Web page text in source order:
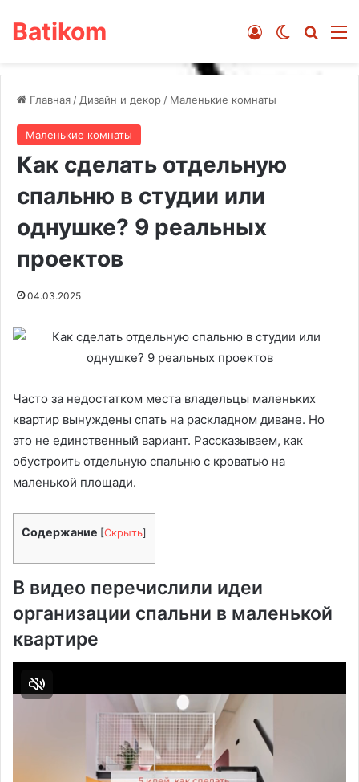
Batikom Switch skin
Войти
Главная / Дизайн и декор / Маленькие комнаты
Маленькие комнаты
Как сделать отдельную
спальню в студии или
однушке? 9 реальных
проектов
04.03.2025
Часто за недостатком места владельцы маленьких
квартир вынуждены спать на раскладном диване. Но
это не единственный вариант. Рассказываем, как
обустроить отдельную спальню с кроватью на
маленькой площади.
Содержание [Скрыть]
В видео перечислили идеи
организации спальни в маленькой
квартире